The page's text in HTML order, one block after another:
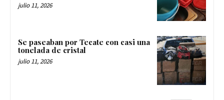
julio 11, 2026
Se paseaban por Tecate con casi una
tonelada de cristal
julio 11, 2026